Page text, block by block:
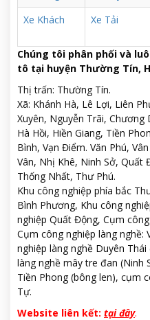
Xe Khách
Xe Tải
Chúng tôi phân phối và
tô tại huyện Thường Tín,
Thị trấn: Thường Tín.
Xã: Khánh Hà, Lê Lợi, Liên
Xuyên, Nguyễn Trãi,
Hà Hồi, Hiền Giang, Tiền
Bình, Vạn Điểm. Văn Phú,
Vân, Nhị Khê, Ninh Sở, Quất
Thống Nhất, Thư Phú.
Khu công nghiệp phía bắc
Bình Phương, Khu công
nghiệp Quất Động, Cụm
Cụm công nghiệp làng
nghiệp làng nghề Duyên
làng nghề mây tre đan (Ninh
Tiền Phong (bông len), cụm
Tự.
Website liên kết: tại đây.